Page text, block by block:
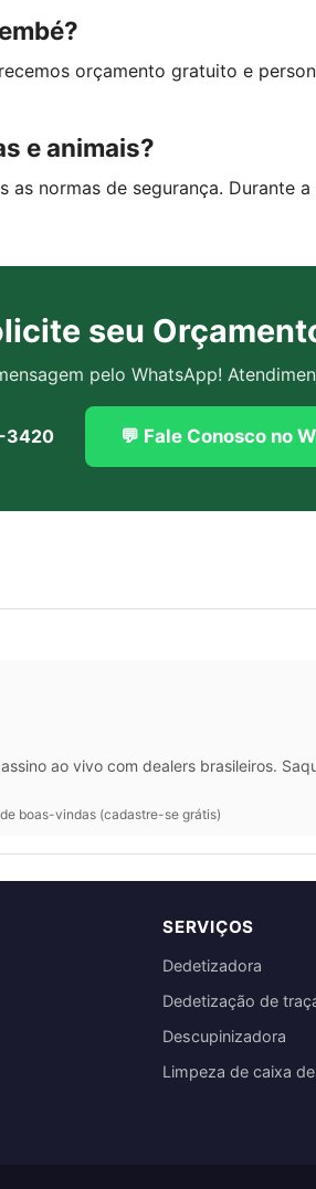
orçamento gratuito e
e animais?
normas de segurança. Durante
seu
pelo WhatsApp!
3420 💬 Fale Conosco no
ao vivo com dealers brasileiros.
boas-vindas (cadastre-se grátis)
SERVIÇOS
Dedetizadora
Dedetização de
Descupinizadora
Limpeza de caixa